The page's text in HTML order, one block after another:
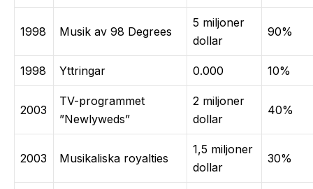
1998 Musik av 98 Degrees
5 miljoner
dollar
90%
1998 Yttringar 0.000 10%
2003
TV-programmet
”Newlyweds”
2 miljoner
dollar
40%
2003 Musikaliska royalties
1,5 miljoner
dollar
30%